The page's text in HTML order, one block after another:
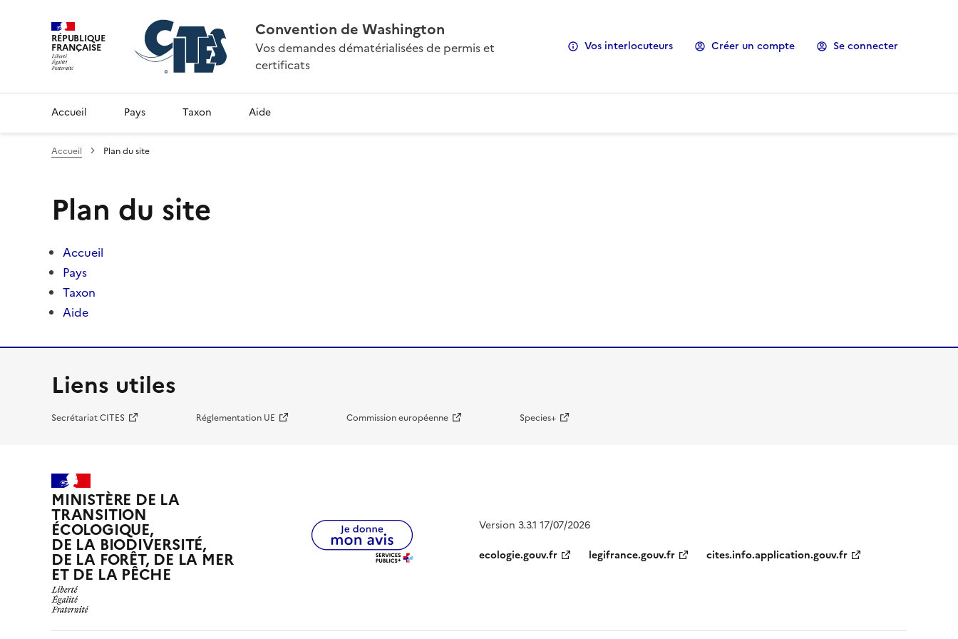
RÉPUBLIQUE
FRANÇAISE
Convention de Washington
Vos demandes dématérialisées de permis et
certificats
Vos interlocuteurs Créer un compte Se connecter
Accueil Pays Taxon Aide
Accueil Plan du site
Plan du site
Accueil
Pays
Taxon
Aide
Liens utiles
Secrétariat CITES Réglementation UE Commission européenne Species+
MINISTÈRE DE LA
TRANSITION
ÉCOLOGIQUE,
DE LA BIODIVERSITÉ,
DE LA FORÊT, DE LA MER
ET DE LA PÊCHE
Version 3.3.1 17/07/2026
ecologie.gouv.fr
legifrance.gouv.fr cites.info.application.gouv.fr